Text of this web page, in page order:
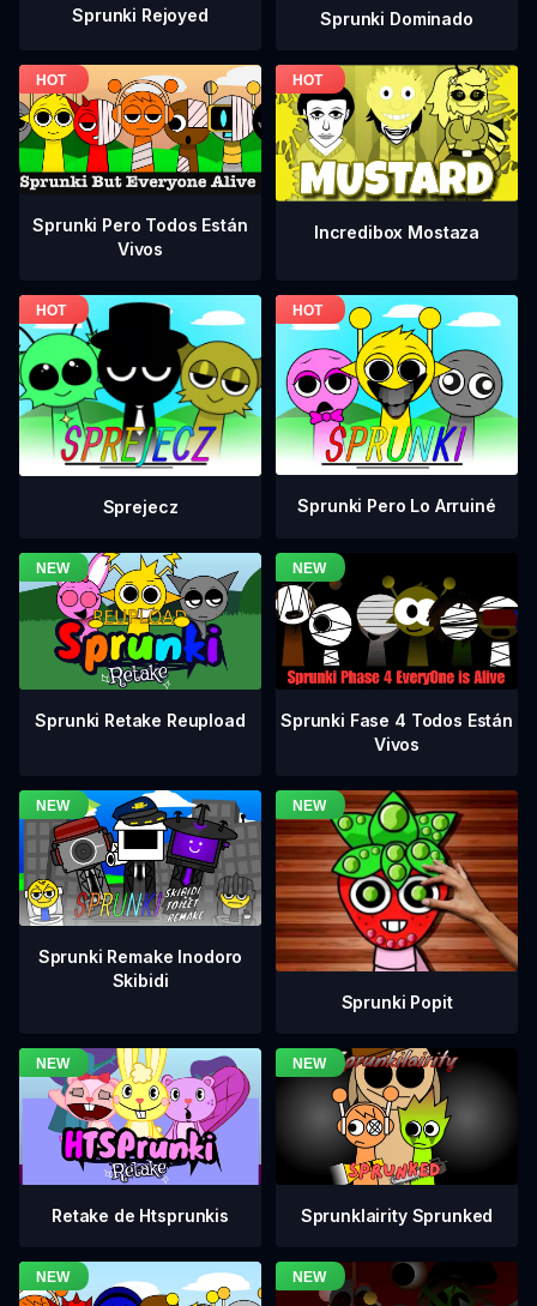
Sprunki Rejoyed Sprunki Dominado
Sprunki Pero Todos Están
Vivos
Incredibox Mostaza
Sprejecz Sprunki Pero Lo Arruiné
Sprunki Retake Reupload
Sprunki Fase 4 Todos Están
Vivos
Sprunki Remake Inodoro
Skibidi
Sprunki Popit
Retake de Htsprunkis Sprunklairity Sprunked